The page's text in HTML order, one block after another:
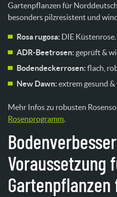
Gartenpflanzen für
besonders pilzresistent und
Rosa rugosa: DIE Küstenrose.
ADR-Beetrosen: geprüft &
Bodendeckerrosen:flach,
New Dawn:extrem gesund
Mehr Infos zu robusten
Rosenprogramm
Voraussetzung
Gartenpflanzen